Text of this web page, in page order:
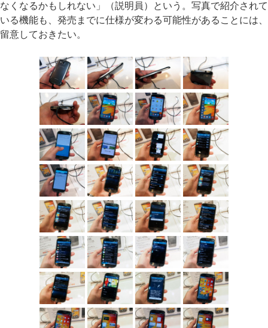
なくなるかもしれない」（説明員）という。写真で紹介されて
いる機能も、発売までに仕様が変わる可能性があることには、
留意しておきたい。